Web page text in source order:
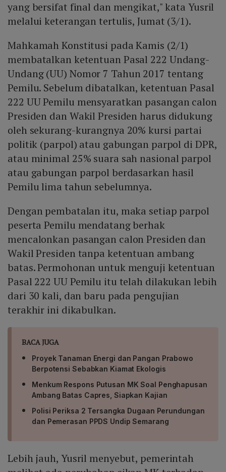
yang bersifat final dan mengikat," kata Yusril
melalui keterangan tertulis, Jumat (3/1).
Mahkamah Konstitusi pada Kamis (2/1)
membatalkan ketentuan Pasal 222 Undang-
Undang (UU) Nomor 7 Tahun 2017 tentang
Pemilu. Sebelum dibatalkan, ketentuan Pasal
222 UU Pemilu mensyaratkan pasangan calon
Presiden dan Wakil Presiden harus didukung
oleh sekurang-kurangnya 20% kursi partai
politik (parpol) atau gabungan parpol di DPR,
atau minimal 25% suara sah nasional parpol
atau gabungan parpol berdasarkan hasil
Pemilu lima tahun sebelumnya.
Dengan pembatalan itu, maka setiap parpol
peserta Pemilu mendatang berhak
mencalonkan pasangan calon Presiden dan
Wakil Presiden tanpa ketentuan ambang
batas. Permohonan untuk menguji ketentuan
Pasal 222 UU Pemilu itu telah dilakukan lebih
dari 30 kali, dan baru pada pengujian
terakhir ini dikabulkan.
BACA JUGA
Proyek Tanaman Energi dan Pangan Prabowo
Berpotensi Sebabkan Kiamat Ekologis
Menkum Respons Putusan MK Soal Penghapusan
Ambang Batas Capres, Siapkan Kajian
Polisi Periksa 2 Tersangka Dugaan Perundungan
dan Pemerasan PPDS Undip Semarang
Lebih jauh, Yusril menyebut, pemerintah